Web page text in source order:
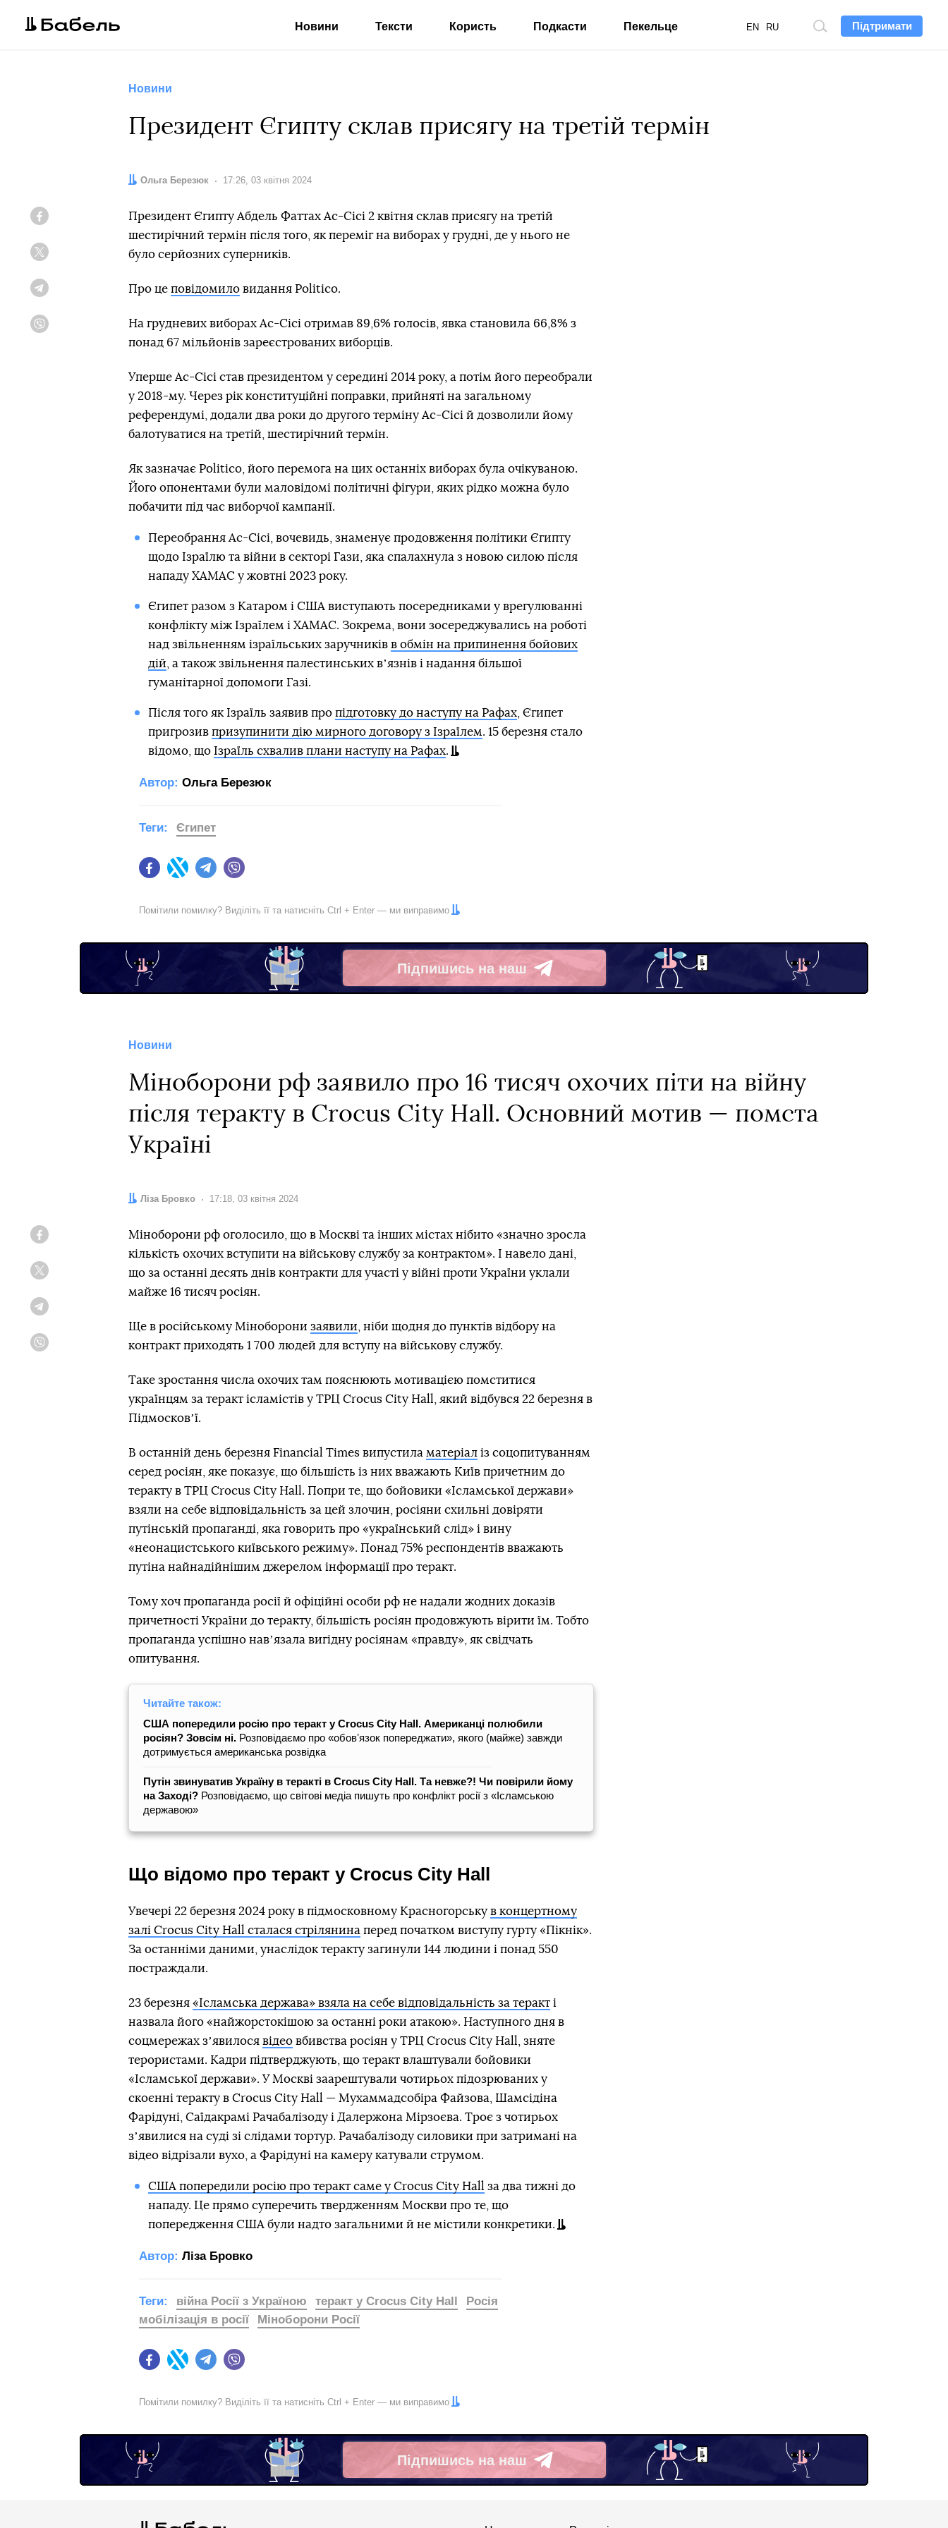
Підтримати
Пошук
EN RU
Новини Тексти Користь Подкасти Пекельце
Новини
Президент Єгипту склав присягу на третій термін
Автор:
Ольга Березюк Дата:
17:26, 03 квітня 2024
Президент Єгипту Абдель Фаттах Ас-Сісі 2 квітня склав присягу на третій
шестирічний термін після того, як переміг на виборах у грудні, де у нього не
було серйозних суперників.
Про це повідомило видання Politico.
На грудневих виборах Ас-Сісі отримав 89,6% голосів, явка становила 66,8% з
понад 67 мільйонів зареєстрованих виборців.
Уперше Ас-Сісі став президентом у середині 2014 року, а потім його переобрали
у 2018-му. Через рік конституційні поправки, прийняті на загальному
референдумі, додали два роки до другого терміну Ас-Сісі й дозволили йому
балотуватися на третій, шестирічний термін.
Як зазначає Politico, його перемога на цих останніх виборах була очікуваною.
Його опонентами були маловідомі політичні фігури, яких рідко можна було
побачити під час виборчої кампанії.
Переобрання Ас-Сісі, вочевидь, знаменує продовження політики Єгипту
щодо Ізраїлю та війни в секторі Гази, яка спалахнула з новою силою після
нападу ХАМАС у жовтні 2023 року.
Єгипет разом з Катаром і США виступають посередниками у врегулюванні
конфлікту між Ізраїлем і ХАМАС. Зокрема, вони зосереджувались на роботі
над звільненням ізраїльських заручників в обмін на припинення бойових
дій , а також звільнення палестинських вʼязнів і надання більшої
гуманітарної допомоги Газі.
Після того як Ізраїль заявив про підготовку до наступу на Рафах, Єгипет
пригрозив призупинити дію мирного договору з Ізраїлем. 15 березня стало
відомо, що Ізраїль схвалив плани наступу на Рафах.
Автор: Ольга Березюк
FacebookTwitter Telegram
Теги: Єгипет
Помітили помилку? Виділіть її та натисніть Ctrl + Enter — ми виправимо
Підпишись на наш
Telegram
Новини
Міноборони рф заявило про 16 тисяч охочих піти на війну
після теракту в Crocus City Hall. Основний мотив — помста
Україні
Автор:
Ліза Бровко Дата:
17:18, 03 квітня 2024
Міноборони рф оголосило, що в Москві та інших містах нібито «значно зросла
кількість охочих вступити на військову службу за контрактом». І навело дані,
що за останні десять днів контракти для участі у війні проти України уклали
майже 16 тисяч росіян.
Ще в російському Міноборони заявили , ніби щодня до пунктів відбору на
контракт приходять 1 700 людей для вступу на військову службу.
Таке зростання числа охочих там пояснюють мотивацією помститися
українцям за теракт ісламістів у ТРЦ Crocus City Hall, який відбувся 22 березня в
Підмосковʼї.
В останній день березня Financial Times випустила матеріал із соцопитуванням
серед росіян, яке показує, що більшість із них вважають Київ причетним до
теракту в ТРЦ Crocus City Hall. Попри те, що бойовики «Ісламської держави»
взяли на себе відповідальність за цей злочин, росіяни схильні довіряти
путінській пропаганді, яка говорить про «український слід» і вину
«неонацистського київського режиму». Понад 75% респондентів вважають
путіна найнадійнішим джерелом інформації про теракт.
Тому хоч пропаганда росії й офіційні особи рф не надали жодних доказів
причетності України до теракту, більшість росіян продовжують вірити їм. Тобто
пропаганда успішно навʼязала вигідну росіянам «правду», як свідчать
опитування.
Читайте також:
США попередили росію про теракт у Crocus City Hall. Американці полюбили
росіян? Зовсім ні. Розповідаємо про «обовʼязок попереджати», якого (майже) завжди
дотримується американська розвідка
Путін звинуватив Україну в теракті в Crocus City Hall. Та невже?! Чи повірили йому
на Заході? Розповідаємо, що світові медіа пишуть про конфлікт росії з «Ісламською
державою»
Що відомо про теракт у Crocus City Hall
Увечері 22 березня 2024 року в підмосковному Красногорську в концертному
залі Crocus City Hall сталася стрілянина перед початком виступу гурту «Пікнік».
За останніми даними, унаслідок теракту загинули 144 людини і понад 550
постраждали.
23 березня «Ісламська держава» взяла на себе відповідальність за теракт і
назвала його «найжорстокішою за останні роки атакою». Наступного дня в
соцмережах зʼявилося відео вбивства росіян у ТРЦ Crocus City Hall, зняте
терористами. Кадри підтверджують, що теракт влаштували бойовики
«Ісламської держави». У Москві заарештували чотирьох підозрюваних у
скоєнні теракту в Crocus City Hall — Мухаммадсобіра Файзова, Шамсідіна
Фарідуні, Саїдакрамі Рачабалізоду і Далержона Мірзоєва. Троє з чотирьох
зʼявилися на суді зі слідами тортур. Рачабалізоду силовики при затримані на
відео відрізали вухо, а Фарідуні на камеру катували струмом.
США попередили росію про теракт саме у Crocus City Hall за два тижні до
нападу. Це прямо суперечить твердженням Москви про те, що
попередження США були надто загальними й не містили конкретики.
Автор: Ліза Бровко
FacebookTwitter Telegram
Теги: війна Росії з Україною теракт у Crocus City Hall
Росія
мобілізація в росії
Міноборони Росії
Помітили помилку? Виділіть її та натисніть Ctrl + Enter — ми виправимо
Підпишись на наш
Telegram